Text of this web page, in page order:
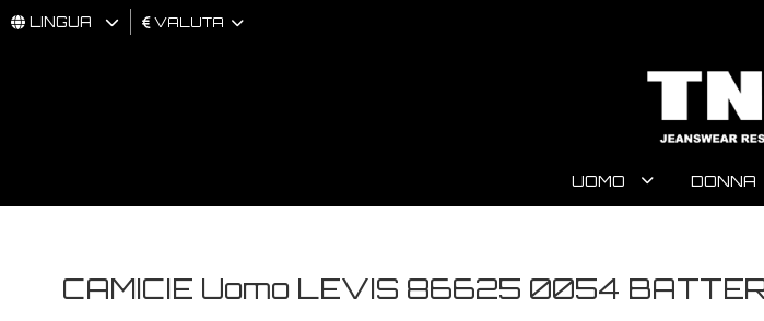
LINGUA VALUTA
UOMO DONNA
CAMICIE Uomo LEVIS 86625 0054